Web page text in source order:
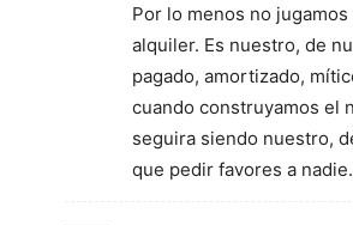
Por lo menos no
alquiler. Es nuestro, de
pagado, amortizado,
cuando construyamos el
seguira siendo nuestro,
que pedir favores a nadie.